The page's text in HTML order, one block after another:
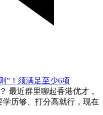
”！须满足至少6项
最近群里聊起香港优才，
历够、打分高就行，现在